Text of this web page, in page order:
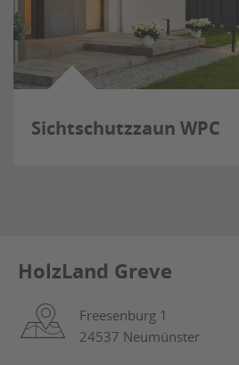
Sichtschutzzaun WPC
HolzLand Greve
Freesenburg 1
24537 Neumünster